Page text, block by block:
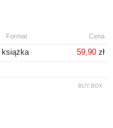
Format Cena
książka 59,90 zł
BUY.BOX